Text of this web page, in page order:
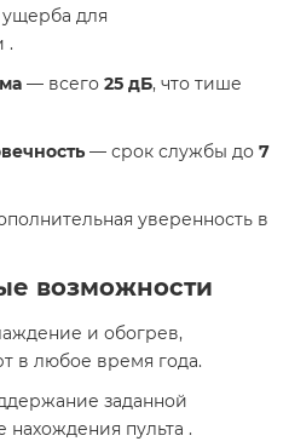
для
.
— всего 25 дБ, что тише
— срок службы до 7
уверенность в
возможности
и обогрев,
в любое время года.
заданной
пульта .